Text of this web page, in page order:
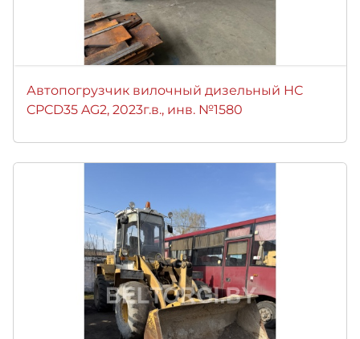
Автопогрузчик вилочный дизельный HC
CPCD35 AG2, 2023г.в., инв. №1580